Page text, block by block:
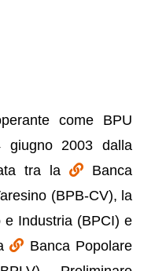
come BPU
giugno 2003 dalla
tra la
Banca
(BPB-CV), la
e Industria (BPCI) e
Banca Popolare